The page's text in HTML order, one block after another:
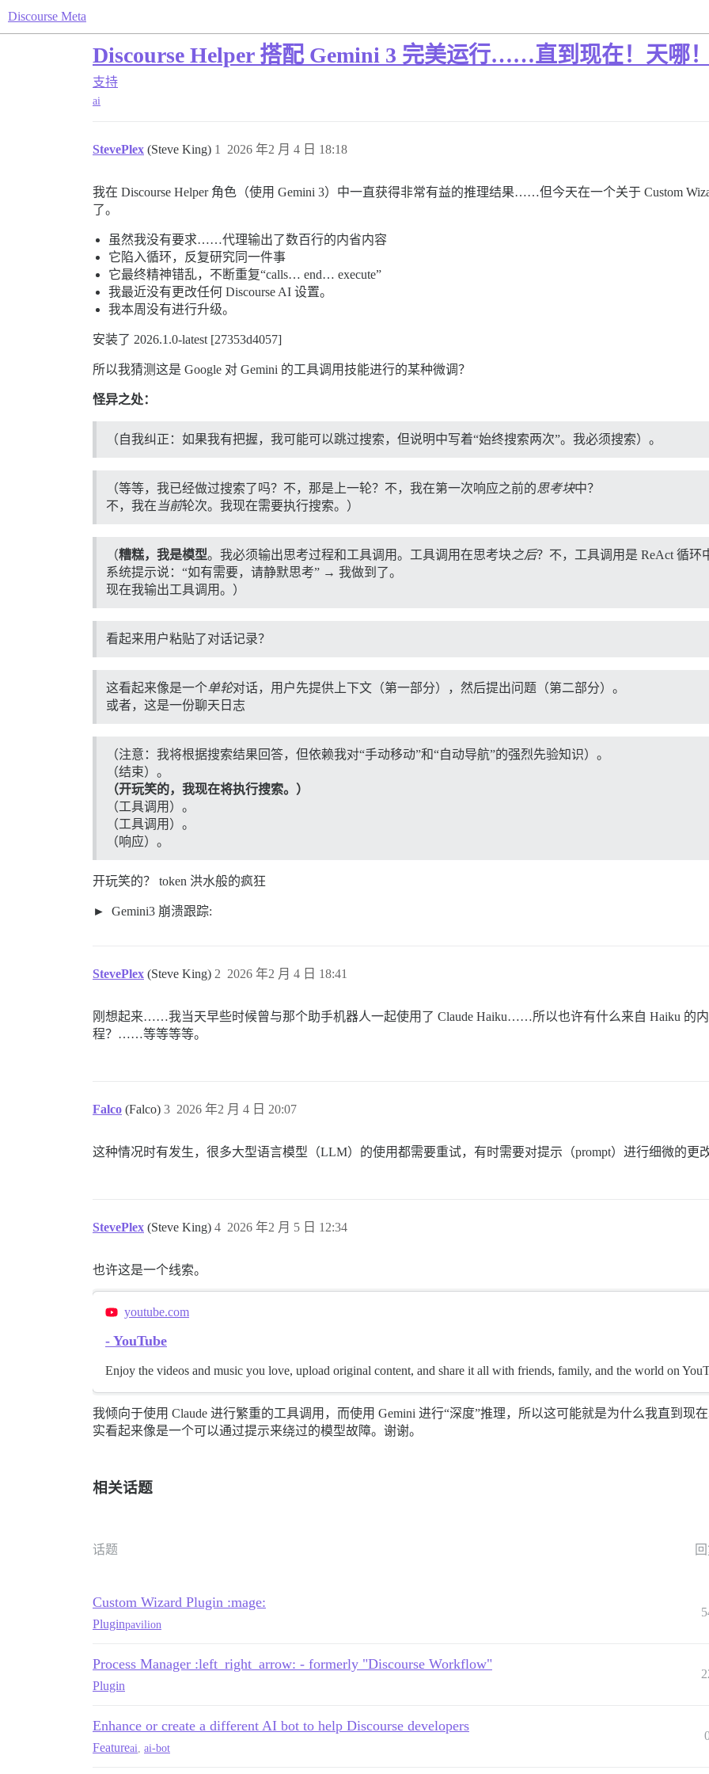
Discourse Meta
Discourse Helper 搭配 Gemini 3 完美运行……直到现在！天哪！
支持
ai
StevePlex (Steve King) 2026 年2 月 4 日 18:18
1
我在 Discourse Helper 角色（使用 Gemini 3）中一直获得非常有益的推理结果……但今天在一个关于 Custom
了。
虽然我没有要求……代理输出了数百行的内省内容
它陷入循环，反复研究同一件事
它最终精神错乱，不断重复“calls… end… execute”
我最近没有更改任何 Discourse AI 设置。
我本周没有进行升级。
安装了 2026.1.0-latest [27353d4057]
所以我猜测这是 Google 对 Gemini 的工具调用技能进行的某种微调？
怪异之处：
（自我纠正：如果我有把握，我可能可以跳过搜索，但说明中写着“始终搜索两次”。我必须搜索）。
（等等，我已经做过搜索了吗？不，那是上一轮？不，我在第一次响应之前的思考块中？
不，我在 当前轮次。我现在需要执行搜索。）
（糟糕，我是模型。我必须输出思考过程和工具调用。工具调用在思考块之后？不，工具调用是 ReAct 循环
系统提示说：“如有需要，请静默思考” → 我做到了。
现在我输出工具调用。）
看起来用户粘贴了对话记录？
这看起来像是一个单轮对话，用户先提供上下文（第一部分），然后提出问题（第二部分）。
或者，这是一份聊天日志
（注意：我将根据搜索结果回答，但依赖我对“手动移动”和“自动导航”的强烈先验知识）。
（结束）。
（开玩笑的，我现在将执行搜索。）
（工具调用）。
（工具调用）。
（响应）。
开玩笑的？ token 洪水般的疯狂
Gemini3 崩溃跟踪:
StevePlex (Steve King) 2026 年2 月 4 日 18:41
2
刚想起来……我当天早些时候曾与那个助手机器人一起使用了 Claude Haiku……所以也许有什么来自 Haiku 的
程？……等等等等。
Falco (Falco) 2026 年2 月 4 日 20:07
3
这种情况时有发生，很多大型语言模型（LLM）的使用都需要重试，有时需要对提示（prompt）进行细微的更改
StevePlex (Steve King) 2026 年2 月 5 日 12:34
4
也许这是一个线索。
youtube.com
- YouTube
Enjoy the videos and music you love, upload original content, and share it all with friends, family, and the world on
我倾向于使用 Claude 进行繁重的工具调用，而使用 Gemini 进行“深度”推理，所以这可能就是为什么我直到现
实看起来像是一个可以通过提示来绕过的模型故障。谢谢。
相关话题
话题
Custom Wizard Plugin :mage:
Pluginpavilion
Process Manager :left_right_arrow: - formerly "Discourse Workflow"
Plugin
Enhance or create a different AI bot to help Discourse developers
Featureai ai-bot